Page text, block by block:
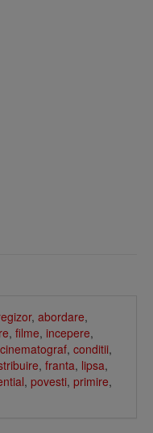
, abordare,
, filme, incepere,
cinematograf, conditii,
, franta, lipsa,
, povesti, primire,